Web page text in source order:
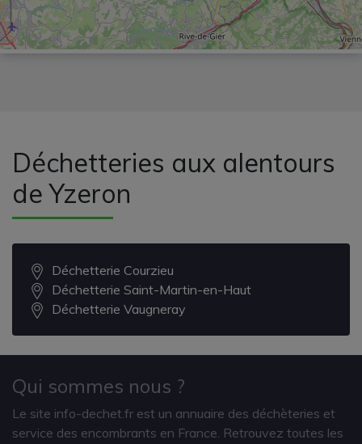
Déchetteries aux alentours
de Yzeron
Déchetterie Courzieu
Déchetterie Saint-Martin-en-Haut
Déchetterie Vaugneray
Qui sommes nous ?
Le site info-dechet.fr est un annuaire des déchèteries et
service des encombrants en France. Retrouvez toutes les